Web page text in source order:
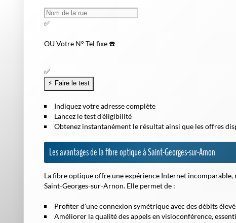
✅
OUVotre N° Tel fixe ☎️
✅
Indiquez votre adresse complète
Lancez le test d'éligibilité
Obtenez instantanément le résultat ainsi que les offres
Les avantages de la fibre optique à Saint-Georges-sur-Arnon
La fibre optique offre une expérience Internet
Saint-Georges-sur-Arnon. Elle permet de :
Profiter d'une connexion symétrique avec des débits
Améliorer la qualité des appels en visioconférence,